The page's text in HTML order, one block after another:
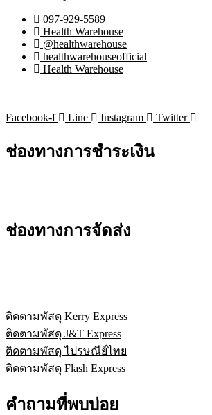
097-929-5589
Health Warehouse
@healthwarehouse
healthwarehouseofficial
Health Warehouse
Facebook-f Line Instagram Twitter
ช่องทางการชำระเงิน
ช่องทางการจัดส่ง
ติดตามพัสดุ Kerry Express
ติดตามพัสดุ J&T Express
ติดตามพัสดุ ไปรษณีย์ไทย
ติดตามพัสดุ Flash Express
คำถามที่พบบ่อย